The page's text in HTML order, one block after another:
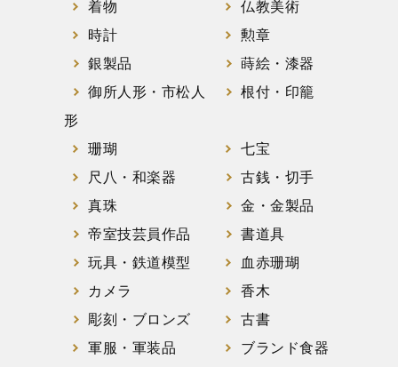
着物
仏教美術
時計
勲章
銀製品
蒔絵・漆器
御所人形・市松人
形
根付・印籠
珊瑚
七宝
尺八・和楽器
古銭・切手
真珠
金・金製品
帝室技芸員作品
書道具
玩具・鉄道模型
血赤珊瑚
カメラ
香木
彫刻・ブロンズ
古書
軍服・軍装品
ブランド食器